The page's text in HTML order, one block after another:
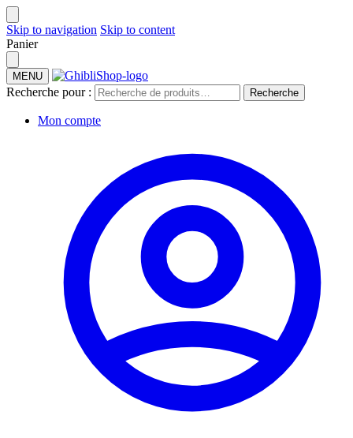
Skip to navigation Skip to content
Panier
MENU
Recherche pour : Recherche
Mon compte